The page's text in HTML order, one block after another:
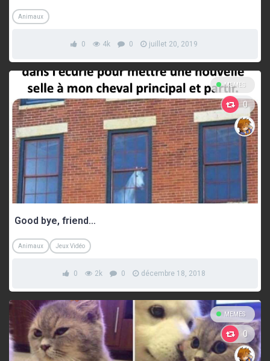
Animaux
0 4k 0 juillet 20, 2019
MEMES
0
Good bye, friend…
Animaux Jeux Vidéo
0 2k 0 décembre 18, 2018
MEMES
0